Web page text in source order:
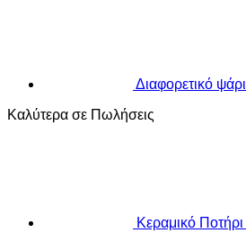
Διαφορετικό ψάρι
Καλύτερα σε Πωλήσεις
Κεραμικό Ποτήρι